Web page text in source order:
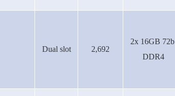
Dual slot 2,692
2x 16GB 72b
DDR4